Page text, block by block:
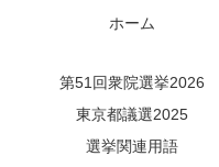
ホーム
第51回衆院選挙2026
東京都議選2025
選挙関連用語